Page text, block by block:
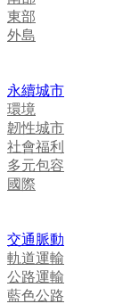
東部
外島
永續城市
環境
韌性城市
社會福利
多元包容
國際
交通脈動
軌道運輸
公路運輸
藍色公路